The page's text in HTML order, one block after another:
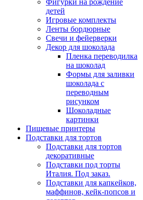
детей
Игровые комплекты
Ленты бордюрные
Свечи и фейерверки
Декор для шоколада
Пленка переводилка
на шоколад
Формы для заливки
шоколада с
переводным
рисунком
Шоколадные
картинки
Пищевые принтеры
Подставки для тортов
Подставки для тортов
декоративные
Подставки под торты
Италия. Под заказ.
Подставки для капкейков,
маффинов, кейк-попсов и